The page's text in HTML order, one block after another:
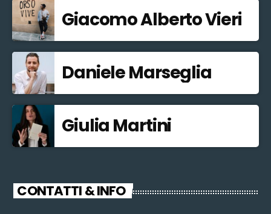
Giacomo Alberto Vieri
Daniele Marseglia
Giulia Martini
CONTATTI & INFO